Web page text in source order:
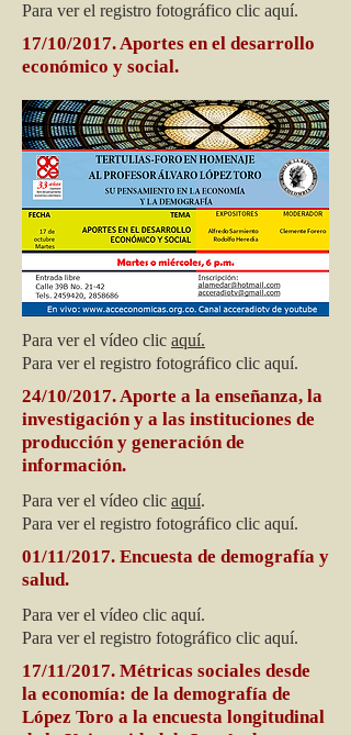
Para ver el registro fotográfico clic aquí.
17/10/2017. Aportes en el desarrollo
económico y social.
Para ver el vídeo clic aquí.
Para ver el registro fotográfico clic aquí.
24/10/2017. Aporte a la enseñanza, la
investigación y a las instituciones de
producción y generación de
información.
Para ver el vídeo clic aquí.
Para ver el registro fotográfico clic aquí.
01/11/2017. Encuesta de demografía y
salud.
Para ver el vídeo clic aquí.
Para ver el registro fotográfico clic aquí.
17/11/2017. Métricas sociales desde
la economía: de la demografía de
López Toro a la encuesta longitudinal